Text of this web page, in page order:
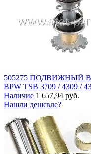
505275 ПОДВИЖНЫЙ
BPW TSB 3709 / 4309 /
Наличие 1 657,94 руб.
Нашли дешевле?